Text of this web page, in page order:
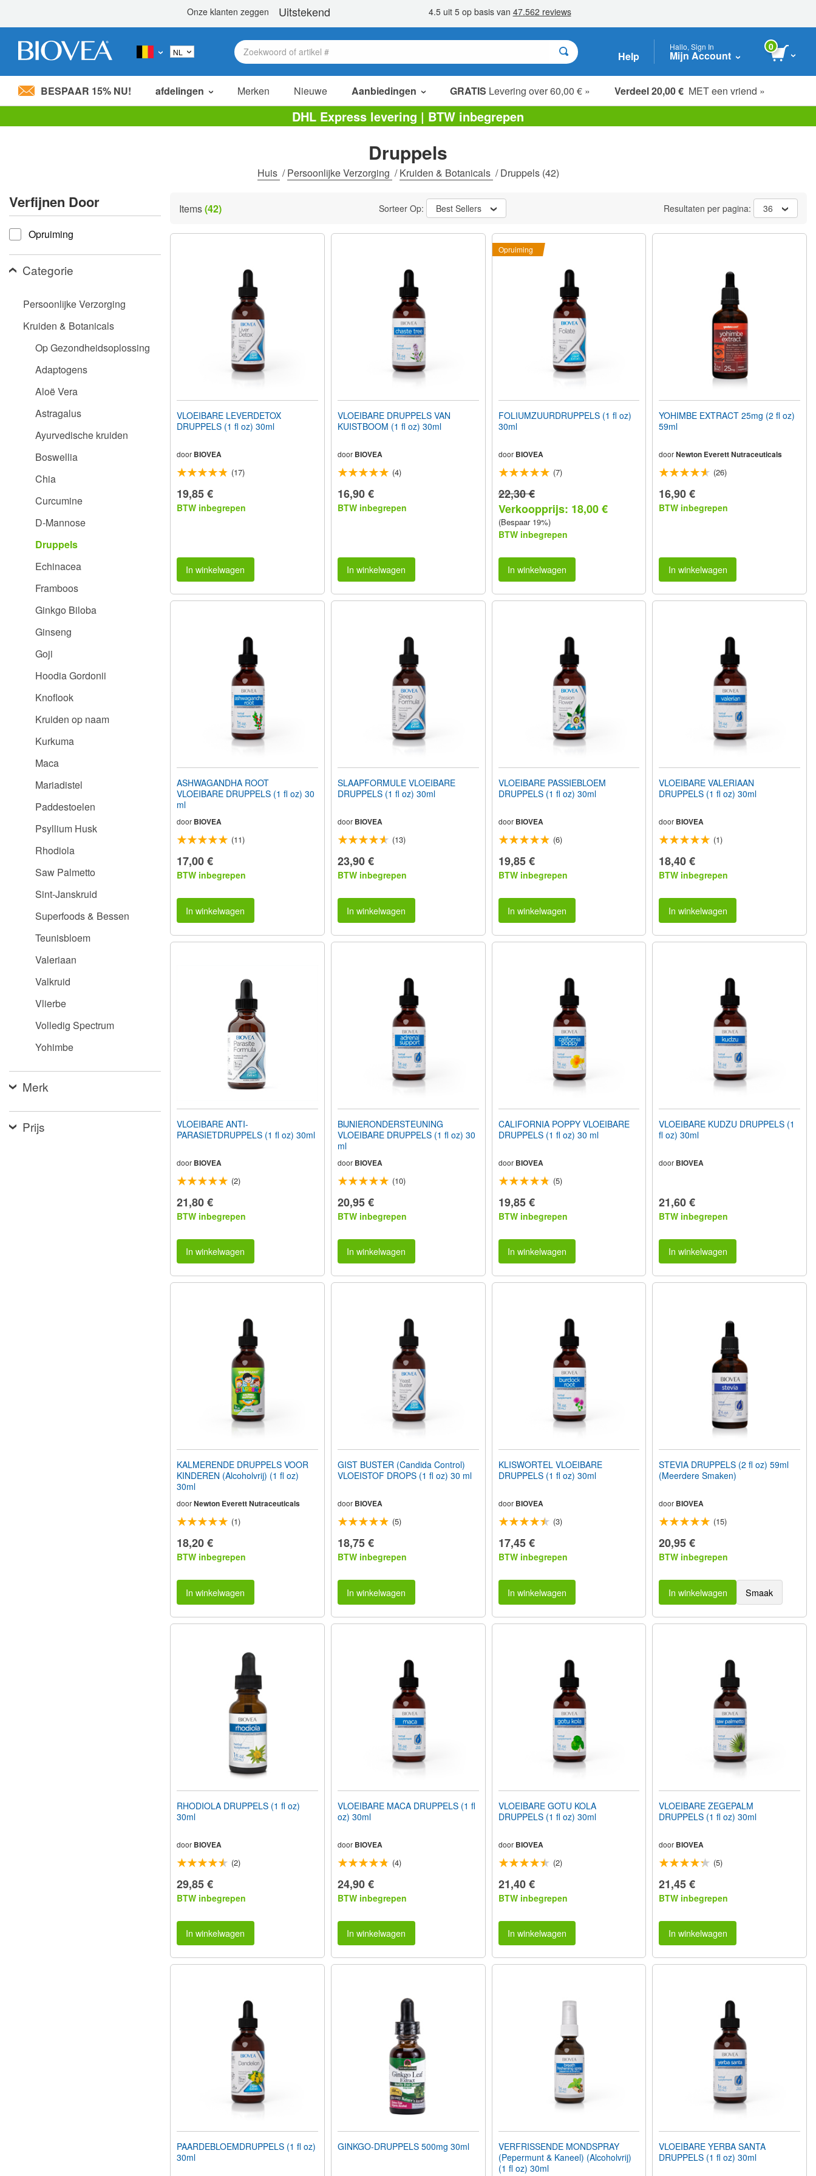
Let
Druk
op
Control-
F11
de
website
passen
slechtzienden
schermlezer
gebruiken;
toegankelijkheidsmenu
Help
Hallo, Sign In
Mijn Account
0
BESPAAR 15% NU! afdelingen Merken Nieuwe Aanbiedingen GRATIS Levering over 60,00 € » Verdeel 20,00 € MET een vriend »
verkoop items
value packs
opruiming
DHL Express levering | BTW inbegrepen
Druppels
Huis /Persoonlijke Verzorging /Kruiden & Botanicals /Druppels(42)
Verfijnen Door
verfijnen door
Opruiming
Categorie
Persoonlijke Verzorging
Kruiden & Botanicals
Op Gezondheidsoplossing
Adaptogens
Aloë Vera
Astragalus
Ayurvedische kruiden
Boswellia
Chia
Curcumine
D-Mannose
Druppels
Echinacea
Framboos
Ginkgo Biloba
Ginseng
Goji
Hoodia Gordonii
Knoflook
Kruiden op naam
Kurkuma
Maca
Mariadistel
Paddestoelen
Psyllium Husk
Rhodiola
Saw Palmetto
Sint-Janskruid
Superfoods & Bessen
Teunisbloem
Valeriaan
Valkruid
Vlierbe
Volledig Spectrum
Yohimbe
Merk
Prijs
Items(42) Sorteer Op: Best Sellers Resultaten per pagina: 36
VLOEIBARE LEVERDETOX
DRUPPELS (1 fl oz) 30ml
door BIOVEA
(17)
19,85 €
BTW inbegrepen
In winkelwagen
VLOEIBARE DRUPPELS VAN
KUISTBOOM (1 fl oz) 30ml
door BIOVEA
(4)
16,90 €
BTW inbegrepen
In winkelwagen
Opruiming
FOLIUMZUURDRUPPELS (1 fl oz)
30ml
door BIOVEA
(7)
22,30 €
Verkoopprijs: 18,00 €
(Bespaar 19%)
BTW inbegrepen
In winkelwagen
YOHIMBE EXTRACT 25mg (2 fl oz)
59ml
doorNewton Everett Nutraceuticals
(26)
16,90 €
BTW inbegrepen
In winkelwagen
ASHWAGANDHA ROOT
VLOEIBARE DRUPPELS (1 fl oz) 30
ml
door BIOVEA
(11)
17,00 €
BTW inbegrepen
In winkelwagen
SLAAPFORMULE VLOEIBARE
DRUPPELS (1 fl oz) 30ml
door BIOVEA
(13)
23,90 €
BTW inbegrepen
In winkelwagen
VLOEIBARE PASSIEBLOEM
DRUPPELS (1 fl oz) 30ml
door BIOVEA
(6)
19,85 €
BTW inbegrepen
In winkelwagen
VLOEIBARE VALERIAAN
DRUPPELS (1 fl oz) 30ml
door BIOVEA
(1)
18,40 €
BTW inbegrepen
In winkelwagen
VLOEIBARE ANTI-
PARASIETDRUPPELS (1 fl oz) 30ml
door BIOVEA
(2)
21,80 €
BTW inbegrepen
In winkelwagen
BIJNIERONDERSTEUNING
VLOEIBARE DRUPPELS (1 fl oz) 30
ml
door BIOVEA
(10)
20,95 €
BTW inbegrepen
In winkelwagen
CALIFORNIA POPPY VLOEIBARE
DRUPPELS (1 fl oz) 30 ml
door BIOVEA
(5)
19,85 €
BTW inbegrepen
In winkelwagen
VLOEIBARE KUDZU DRUPPELS (1
fl oz) 30ml
door BIOVEA
21,60 €
BTW inbegrepen
In winkelwagen
KALMERENDE DRUPPELS VOOR
KINDEREN (Alcoholvrij) (1 fl oz)
30ml
doorNewton Everett Nutraceuticals
(1)
18,20 €
BTW inbegrepen
In winkelwagen
GIST BUSTER (Candida Control)
VLOEISTOF DROPS (1 fl oz) 30 ml
door BIOVEA
(5)
18,75 €
BTW inbegrepen
In winkelwagen
KLISWORTEL VLOEIBARE
DRUPPELS (1 fl oz) 30ml
door BIOVEA
(3)
17,45 €
BTW inbegrepen
In winkelwagen
STEVIA DRUPPELS (2 fl oz) 59ml
(Meerdere Smaken)
door BIOVEA
(15)
20,95 €
BTW inbegrepen
In winkelwagen Smaak
RHODIOLA DRUPPELS (1 fl oz)
30ml
door BIOVEA
(2)
29,85 €
BTW inbegrepen
In winkelwagen
VLOEIBARE MACA DRUPPELS (1 fl
oz) 30ml
door BIOVEA
(4)
24,90 €
BTW inbegrepen
In winkelwagen
VLOEIBARE GOTU KOLA
DRUPPELS (1 fl oz) 30ml
door BIOVEA
(2)
21,40 €
BTW inbegrepen
In winkelwagen
VLOEIBARE ZEGEPALM
DRUPPELS (1 fl oz) 30ml
door BIOVEA
(5)
21,45 €
BTW inbegrepen
In winkelwagen
PAARDEBLOEMDRUPPELS (1 fl oz)
30ml
GINKGO-DRUPPELS 500mg 30ml
VERFRISSENDE MONDSPRAY
(Pepermunt & Kaneel) (Alcoholvrij)
(1 fl oz) 30ml
VLOEIBARE YERBA SANTA
DRUPPELS (1 fl oz) 30ml